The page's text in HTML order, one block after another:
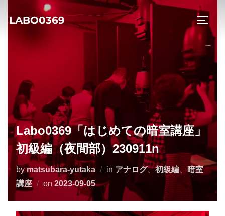
LABO0369
Labo0369「はじめての暗室講座」
初級編（夜間部）230911n
bymatsubara-yutaka in アナログ、初級編、
暗室
講座
on 投
日:
2023-09-05